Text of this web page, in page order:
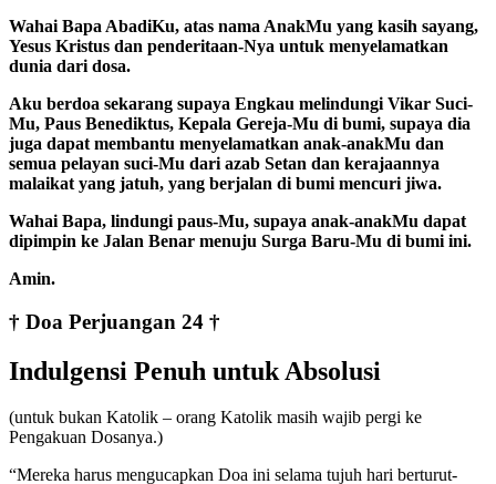
Wahai Bapa AbadiKu, atas nama AnakMu yang kasih sayang,
Yesus Kristus dan penderitaan-Nya untuk menyelamatkan
dunia dari dosa.
Aku berdoa sekarang supaya Engkau melindungi Vikar Suci-
Mu, Paus Benediktus, Kepala Gereja-Mu di bumi, supaya dia
juga dapat membantu menyelamatkan anak-anakMu dan
semua pelayan suci-Mu dari azab Setan dan kerajaannya
malaikat yang jatuh, yang berjalan di bumi mencuri jiwa.
Wahai Bapa, lindungi paus-Mu, supaya anak-anakMu dapat
dipimpin ke Jalan Benar menuju Surga Baru-Mu di bumi ini.
Amin.
† Doa Perjuangan 24 †
Indulgensi Penuh untuk Absolusi
(untuk bukan Katolik – orang Katolik masih wajib pergi ke
Pengakuan Dosanya.)
“Mereka harus mengucapkan Doa ini selama tujuh hari berturut-